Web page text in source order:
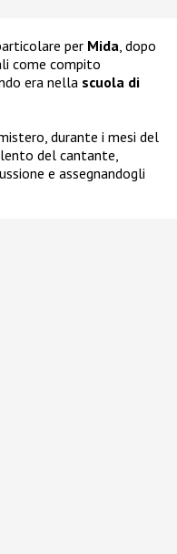
per Mida , dopo
come compito
era nella scuola di
durante i mesi del
del cantante,
e assegnandogli